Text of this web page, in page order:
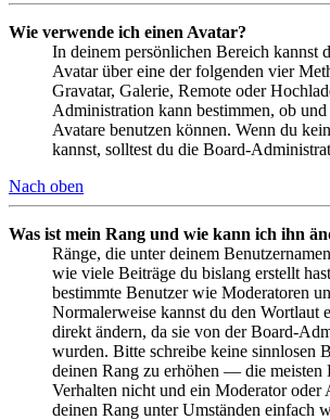
Wie verwende ich einen Avatar?
In deinem persönlichen Bereich kannst
Avatar über eine der folgenden vier
Gravatar, Galerie, Remote oder
Administration kann bestimmen, ob
Avatare benutzen können. Wenn du
kannst, solltest du die Board-
Nach oben
Was ist mein Rang und wie kann ich ihn
Ränge, die unter deinem
wie viele Beiträge du bislang erstellt
bestimmte Benutzer wie Moderatoren
Normalerweise kannst du den Wortlaut
direkt ändern, da sie von der Board-
wurden. Bitte schreibe keine sinnlosen
deinen Rang zu erhöhen — die meisten
Verhalten nicht und ein Moderator oder
deinen Rang unter Umständen einfach